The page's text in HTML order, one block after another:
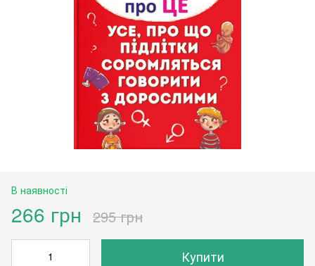
В наявності
266 грн 295 грн
Купити